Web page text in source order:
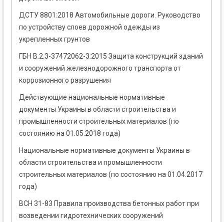
ДСТУ 8801:2018 Автомобильные дороги. Руководство
по устройству слоев дорожной одежды из
укрепленных грунтов
ГБН В.2.3-37472062-3:2015 Защита конструкций зданий
и сооружений железнодорожного транспорта от
коррозионного разрушения
Действующие национальные нормативные
документы Украины в области строительства и
промышленности строительных материалов (по
состоянию на 01.05.2018 года)
Национальные нормативные документы Украины в
области строительства и промышленности
строительных материалов (по состоянию на 01.04.2017
года)
ВСН 31-83 Правила производства бетонных работ при
возведении гидротехнических сооружений